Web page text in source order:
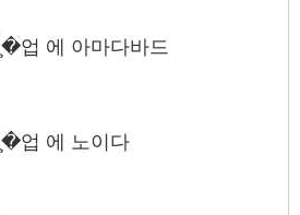
̧�업 에 아마다바드
̧�업 에 노이다